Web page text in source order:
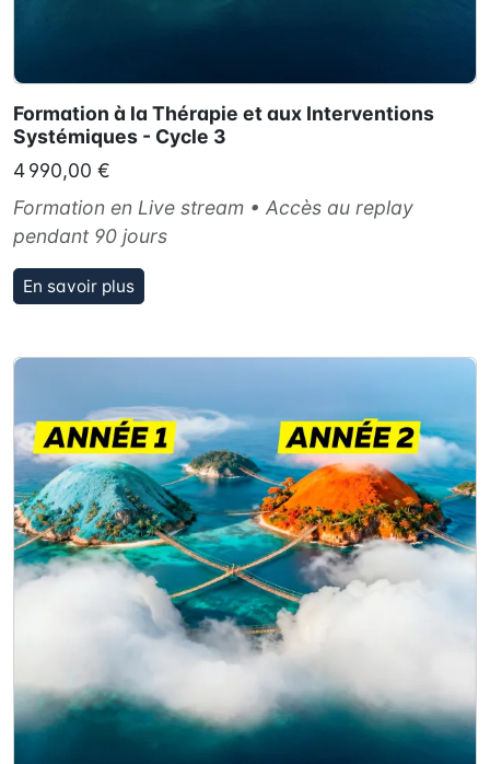
Formation à la Thérapie et aux Interventions
Systémiques - Cycle 3
4 990,00 €
Formation en Live stream • Accès au replay
pendant 90 jours
En savoir plus